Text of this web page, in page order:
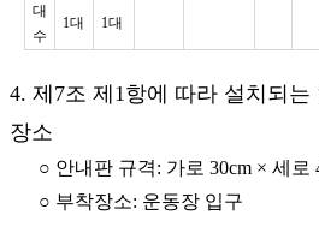
대
수
1대 1대
4. 제7조 제1항에 따라 설치되
장소
○ 안내판 규격: 가로 30cm × 세로
○ 부착장소: 운동장 입구